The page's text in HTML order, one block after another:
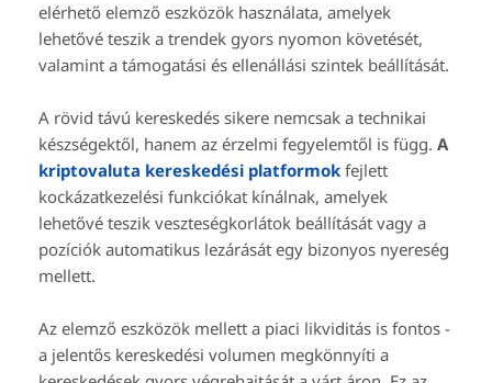
elérhető elemző eszközök használata, amelyek
lehetővé teszik a trendek gyors nyomon követését,
valamint a támogatási és ellenállási szintek beállítását.
A rövid távú kereskedés sikere nemcsak a technikai
készségektől, hanem az érzelmi fegyelemtől is függ. A
kriptovaluta kereskedési platformok fejlett
kockázatkezelési funkciókat kínálnak, amelyek
lehetővé teszik veszteségkorlátok beállítását vagy a
pozíciók automatikus lezárását egy bizonyos nyereség
mellett.
Az elemző eszközök mellett a piaci likviditás is fontos -
a jelentős kereskedési volumen megkönnyíti a